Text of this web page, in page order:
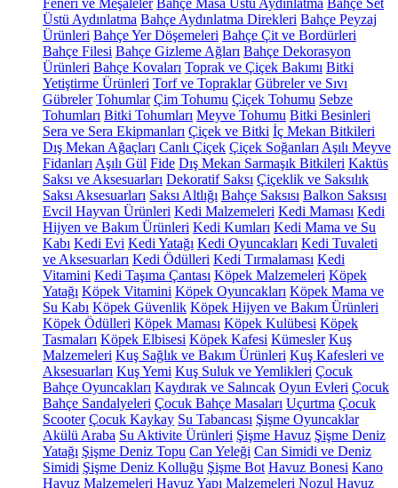
Feneri ve Meşaleler Bahçe Masa Üstü Aydınlatma Bahçe Set
Üstü Aydınlatma Bahçe Aydınlatma Direkleri Bahçe Peyzaj
Ürünleri Bahçe Yer Döşemeleri Bahçe Çit ve Bordürleri
Bahçe Filesi Bahçe Gizleme Ağları Bahçe Dekorasyon
Ürünleri Bahçe Kovaları Toprak ve Çiçek Bakımı Bitki
Yetiştirme Ürünleri Torf ve Topraklar Gübreler ve Sıvı
Gübreler Tohumlar Çim Tohumu Çiçek Tohumu Sebze
Tohumları Bitki Tohumları Meyve Tohumu Bitki Besinleri
Sera ve Sera Ekipmanları Çiçek ve Bitki İç Mekan Bitkileri
Dış Mekan Ağaçları Canlı Çiçek Çiçek Soğanları Aşılı Meyve
Fidanları Aşılı Gül Fide Dış Mekan Sarmaşık Bitkileri Kaktüs
Saksı ve Aksesuarları Dekoratif Saksı Çiçeklik ve Saksılık
Saksı Aksesuarları Saksı Altlığı Bahçe Saksısı Balkon Saksısı
Evcil Hayvan Ürünleri Kedi Malzemeleri Kedi Maması Kedi
Hijyen ve Bakım Ürünleri Kedi Kumları Kedi Mama ve Su
Kabı Kedi Evi Kedi Yatağı Kedi Oyuncakları Kedi Tuvaleti
ve Aksesuarları Kedi Ödülleri Kedi Tırmalaması Kedi
Vitamini Kedi Taşıma Çantası Köpek Malzemeleri Köpek
Yatağı Köpek Vitamini Köpek Oyuncakları Köpek Mama ve
Su Kabı Köpek Güvenlik Köpek Hijyen ve Bakım Ürünleri
Köpek Ödülleri Köpek Maması Köpek Kulübesi Köpek
Tasmaları Köpek Elbisesi Köpek Kafesi Kümesler Kuş
Malzemeleri Kuş Sağlık ve Bakım Ürünleri Kuş Kafesleri ve
Aksesuarları Kuş Yemi Kuş Suluk ve Yemlikleri Çocuk
Bahçe Oyuncakları Kaydırak ve Salıncak Oyun Evleri Çocuk
Bahçe Sandalyeleri Çocuk Bahçe Masaları Uçurtma Çocuk
Scooter Çocuk Kaykay Su Tabancası Şişme Oyuncaklar
Akülü Araba Su Aktivite Ürünleri Şişme Havuz Şişme Deniz
Yatağı Şişme Deniz Topu Can Yeleği Can Simidi ve Deniz
Simidi Şişme Deniz Kolluğu Şişme Bot Havuz Bonesi Kano
Havuz Malzemeleri Havuz Yapı Malzemeleri Nozul Havuz